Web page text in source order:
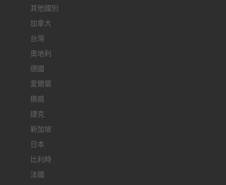
其他國別
加拿大
台灣
奧地利
德國
愛爾蘭
挪威
捷克
新加坡
日本
比利時
法國